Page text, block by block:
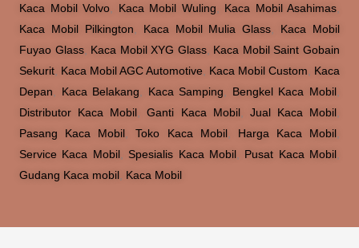
Kaca Mobil Volvo, Kaca Mobil Wuling, Kaca Mobil Asahimas,
Kaca Mobil Pilkington, Kaca Mobil Mulia Glass, Kaca Mobil
Fuyao Glass, Kaca Mobil XYG Glass, Kaca Mobil Saint Gobain
Sekurit, Kaca Mobil AGC Automotive, Kaca Mobil Custom, Kaca
Depan, Kaca Belakang, Kaca Samping, Bengkel Kaca Mobil,
Distributor Kaca Mobil,Ganti Kaca Mobil, Jual Kaca Mobil,
Pasang Kaca Mobil,Toko Kaca Mobil, Harga Kaca Mobil,
Service Kaca Mobil, Spesialis Kaca Mobil, Pusat Kaca Mobil,
Gudang Kaca mobil, Kaca Mobil